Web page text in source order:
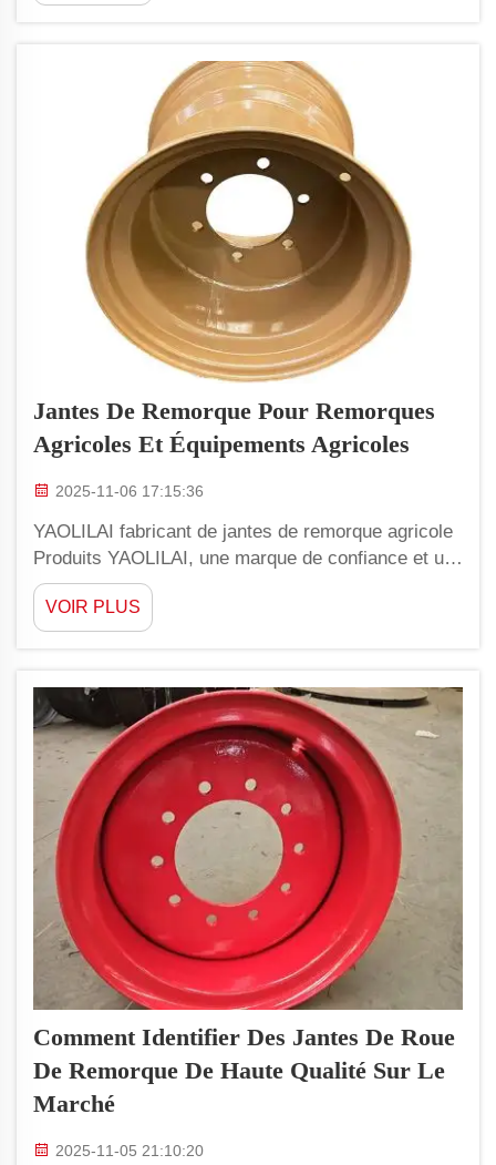
quantités de gros. En matière de qualité, nous
jantes de remorque...
Jantes De Remorque Pour Remorques
Agricoles Et Équipements Agricoles
2025-11-06 17:15:36
YAOLILAI fabricant de jantes de remorque agricole
Produits YAOLILAI, une marque de confiance et un
fabricant professionnel de jantes de remorque,
spécialisée dans la production de roues et jantes de
qualité pour tracteurs chinois et équipements
remorque...
VOIR PLUS
Comment Identifier Des Jantes De Roue
De Remorque De Haute Qualité Sur Le
Marché
2025-11-05 21:10:20